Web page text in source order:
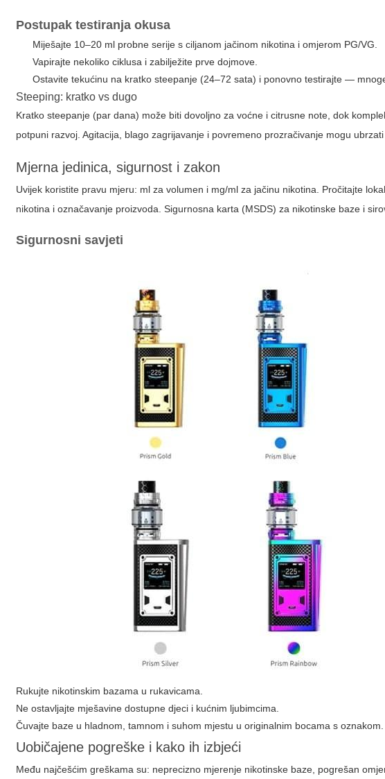
Postupak testiranja okusa
Miješajte 10–20 ml probne serije s ciljanom jačinom nikotina i omjerom PG/VG.
Vapirajte nekoliko ciklusa i zabilježite prve dojmove.
Ostavite tekućinu na kratko steepanje (24–72 sata) i ponovno testirajte —
Steeping: kratko vs dugo
Kratko steepanje (par dana) može biti dovoljno za voćne i citrusne note, dok
potpuni razvoj. Agitacija, blago zagrijavanje i povremeno prozračivanje mogu ubrzati
Mjerna jedinica, sigurnost i zakon
Uvijek koristite pravu mjeru: ml za volumen i mg/ml za jačinu nikotina. Pročitajte
nikotina i označavanje proizvoda. Sigurnosna karta (MSDS) za nikotinske baze i
Sigurnosni savjeti
Rukujte nikotinskim bazama u rukavicama.
Ne ostavljajte mješavine dostupne djeci i kućnim ljubimcima.
Čuvajte baze u hladnom, tamnom i suhom mjestu u originalnim bocama s oznakom.
Uobičajene pogreške i kako ih izbjeći
Među najčešćim greškama su: neprecizno mjerenje nikotinske baze, pogrešan